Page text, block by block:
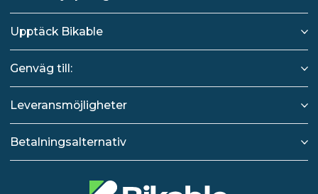
Upptäck Bikable
Genväg till:
Leveransmöjligheter
Betalningsalternativ